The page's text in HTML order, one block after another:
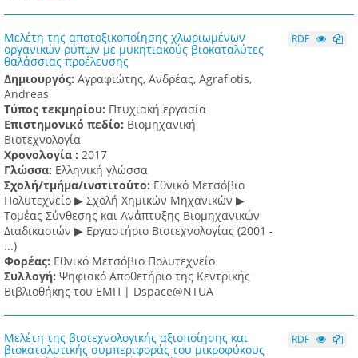
Μελέτη της αποτοξικοποίησης χλωριωμένων
οργανικών ρύπων με μυκητιακούς βιοκαταλύτες
θαλάσσιας προέλευσης
Δημιουργός: Αγραφιώτης, Ανδρέας, Agrafiotis,
Andreas
Τύπος τεκμηρίου: Πτυχιακή εργασία
Επιστημονικό πεδίο: Βιομηχανική
Βιοτεχνολογία
Χρονολογία : 2017
Γλώσσα: Ελληνική γλώσσα
Σχολή/τμήμα/ινστιτούτο: Εθνικό Μετσόβιο
Πολυτεχνείο ▶ Σχολή Χημικών Μηχανικών ▶
Τομέας Σύνθεσης και Ανάπτυξης Βιομηχανικών
Διαδικασιών ▶ Εργαστήριο Βιοτεχνολογίας (2001 -
...)
Φορέας: Εθνικό Μετσόβιο Πολυτεχνείο
Συλλογή: Ψηφιακό Αποθετήριο της Κεντρικής
Βιβλιοθήκης του ΕΜΠ | Dspace@NTUA
RDF
Μελέτη της βιοτεχνολογικής αξιοποίησης και
βιοκαταλυτικής συμπεριφοράς του μικροφύκους
RDF